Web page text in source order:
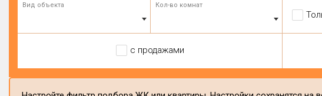
Вид объекта Кол-во комнат
с продажами